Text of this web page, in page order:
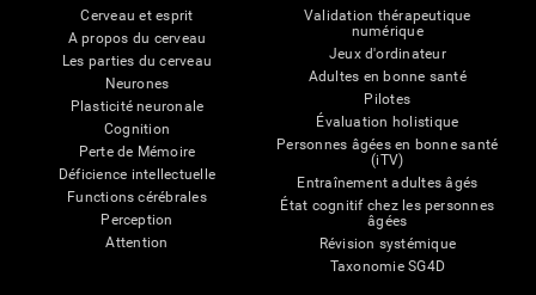
Cerveau et esprit
A propos du cerveau
Les parties du cerveau
Neurones
Plasticité neuronale
Cognition
Perte de Mémoire
Déficience intellectuelle
Functions cérébrales
Perception
Attention
Validation thérapeutique
numérique
Jeux d'ordinateur
Adultes en bonne santé
Pilotes
Évaluation holistique
Personnes âgées en bonne santé
(iTV)
Entraînement adultes âgés
État cognitif chez les personnes
âgées
Révision systémique
Taxonomie SG4D